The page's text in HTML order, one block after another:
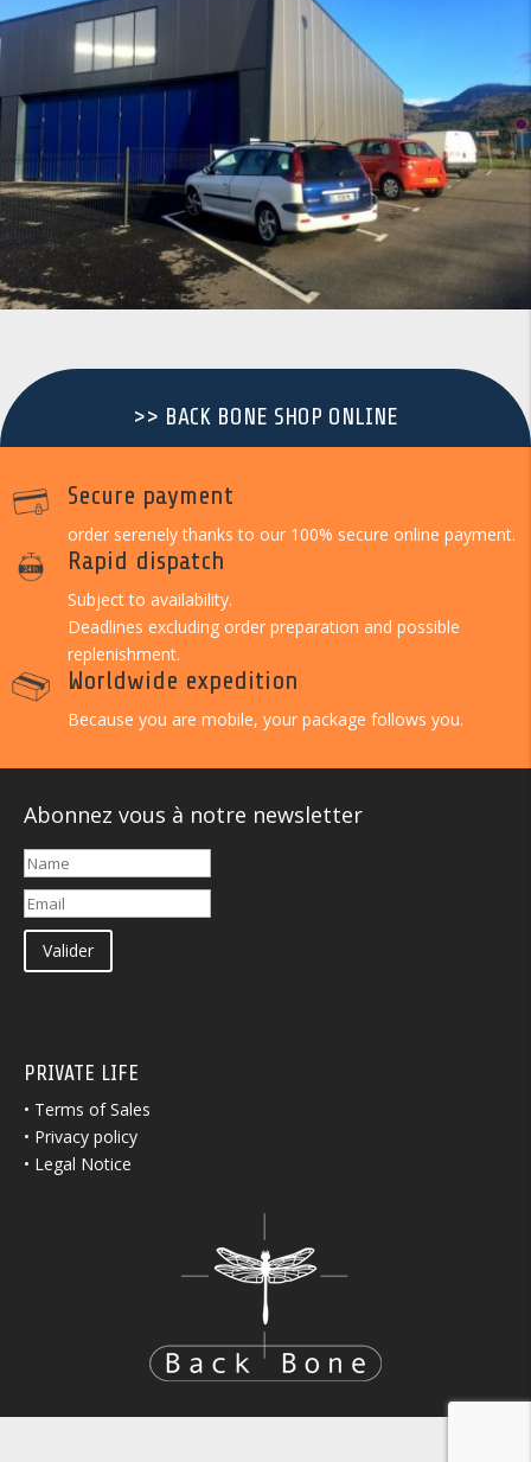
>> BACK BONE SHOP ONLINE
Secure payment
order serenely thanks to our 100% secure online payment.
Rapid dispatch
Subject to availability.
Deadlines excluding order preparation and possible
replenishment.
Worldwide expedition
Because you are mobile, your package follows you.
Abonnez vous à notre newsletter
Valider
PRIVATE LIFE
• Terms of Sales
• Privacy policy
• Legal Notice